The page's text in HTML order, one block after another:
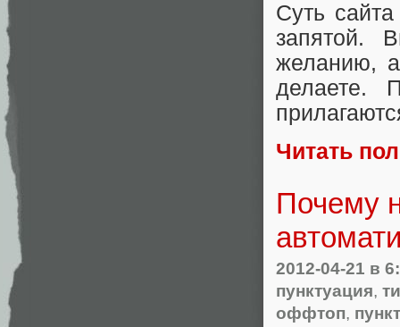
Суть
запятой.
желанию,
делаете.
Читать
Почему
2012-04-21 в
пунктуация,
оффтоп,